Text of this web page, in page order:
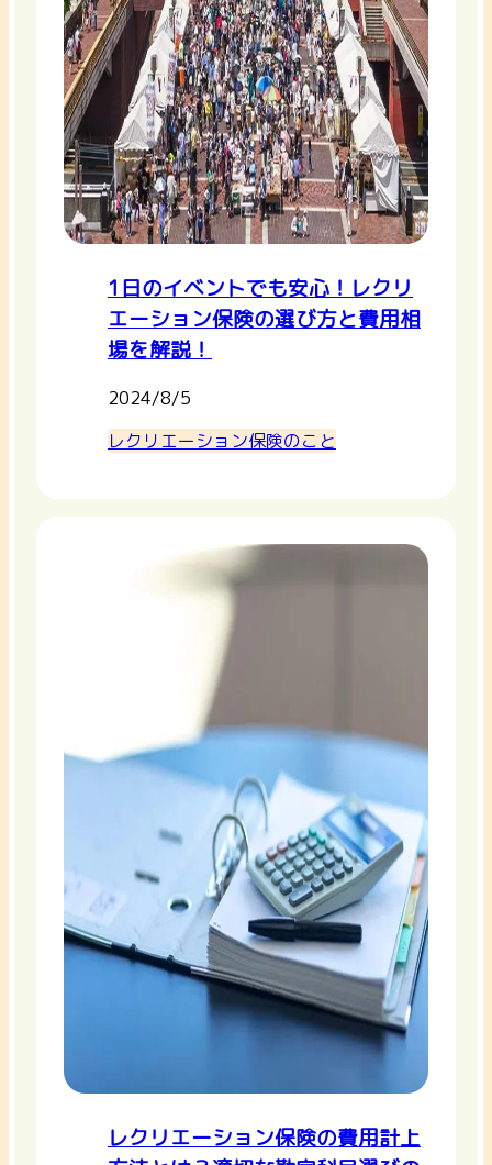
1日のイベントでも安心！レクリ
エーション保険の選び方と費用相
場を解説！
2024/8/5
レクリエーション保険のこと
レクリエーション保険の費用計上